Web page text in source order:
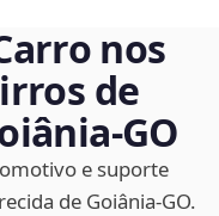
nos
de
e suporte
de Goiânia‑GO.